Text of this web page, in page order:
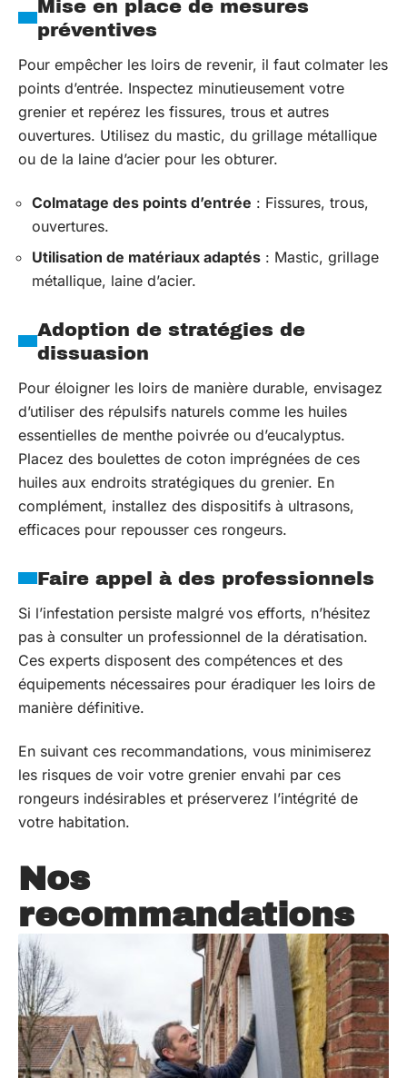
Mise en place de mesures
préventives
Pour empêcher les loirs de revenir, il faut colmater les
points d’entrée. Inspectez minutieusement votre
grenier et repérez les fissures, trous et autres
ouvertures. Utilisez du mastic, du grillage métallique
ou de la laine d’acier pour les obturer.
Colmatage des points d’entrée : Fissures, trous,
ouvertures.
Utilisation de matériaux adaptés : Mastic, grillage
métallique, laine d’acier.
Adoption de stratégies de
dissuasion
Pour éloigner les loirs de manière durable, envisagez
d’utiliser des répulsifs naturels comme les huiles
essentielles de menthe poivrée ou d’eucalyptus.
Placez des boulettes de coton imprégnées de ces
huiles aux endroits stratégiques du grenier. En
complément, installez des dispositifs à ultrasons,
efficaces pour repousser ces rongeurs.
Faire appel à des professionnels
Si l’infestation persiste malgré vos efforts, n’hésitez
pas à consulter un professionnel de la dératisation.
Ces experts disposent des compétences et des
équipements nécessaires pour éradiquer les loirs de
manière définitive.
En suivant ces recommandations, vous minimiserez
les risques de voir votre grenier envahi par ces
rongeurs indésirables et préserverez l’intégrité de
votre habitation.
Nos
recommandations